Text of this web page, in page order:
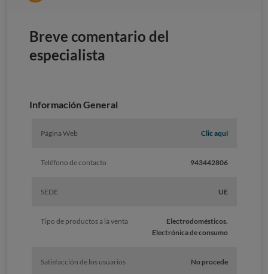
Breve comentario del
especialista
Información General
Página Web Clic aquí
Teléfono de contacto 943442806
SEDE UE
Tipo de productos a la venta
Electrodomésticos.
Electrónica de consumo
Satisfacción de los usuarios No procede